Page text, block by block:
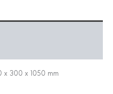
x 300 x 1050 mm